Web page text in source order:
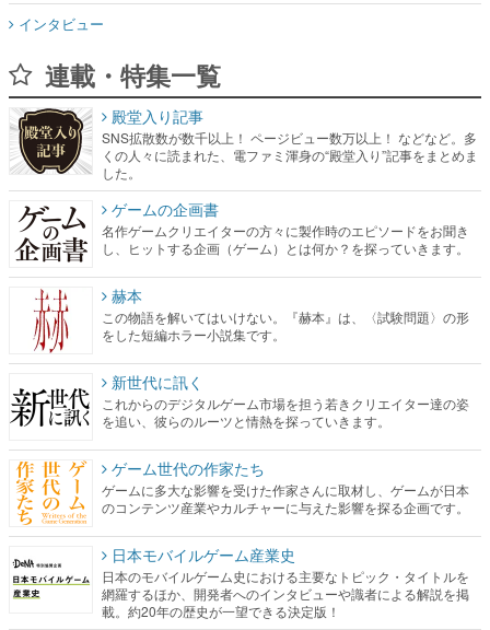
インタビュー
連載・特集一覧
殿堂入り記事
SNS拡散数が数千以上！ ページビュー数万以上！ などなど。多
くの人々に読まれた、電ファミ渾身の“殿堂入り”記事をまとめま
した。
ゲームの企画書
名作ゲームクリエイターの方々に製作時のエピソードをお聞き
し、ヒットする企画（ゲーム）とは何か？を探っていきます。
赫本
この物語を解いてはいけない。『赫本』は、〈試験問題〉の形
をした短編ホラー小説集です。
新世代に訊く
これからのデジタルゲーム市場を担う若きクリエイター達の姿
を追い、彼らのルーツと情熱を探っていきます。
ゲーム世代の作家たち
ゲームに多大な影響を受けた作家さんに取材し、ゲームが日本
のコンテンツ産業やカルチャーに与えた影響を探る企画です。
日本モバイルゲーム産業史
日本のモバイルゲーム史における主要なトピック・タイトルを
網羅するほか、開発者へのインタビューや識者による解説を掲
載。約20年の歴史が一望できる決定版！